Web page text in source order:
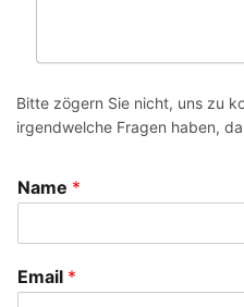
Bitte zögern Sie nicht, uns zu
irgendwelche Fragen haben,
Name *
Email *